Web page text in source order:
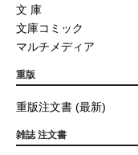
文 庫
文庫コミック
マルチメディア
重版
重版注文書 (最新)
雑誌 注文書